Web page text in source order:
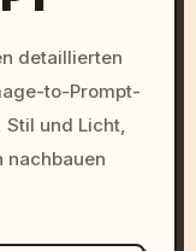
sunset, neon
8k --v 6.0
detaillierten
to-Prompt-
Stil und Licht,
nachbauen